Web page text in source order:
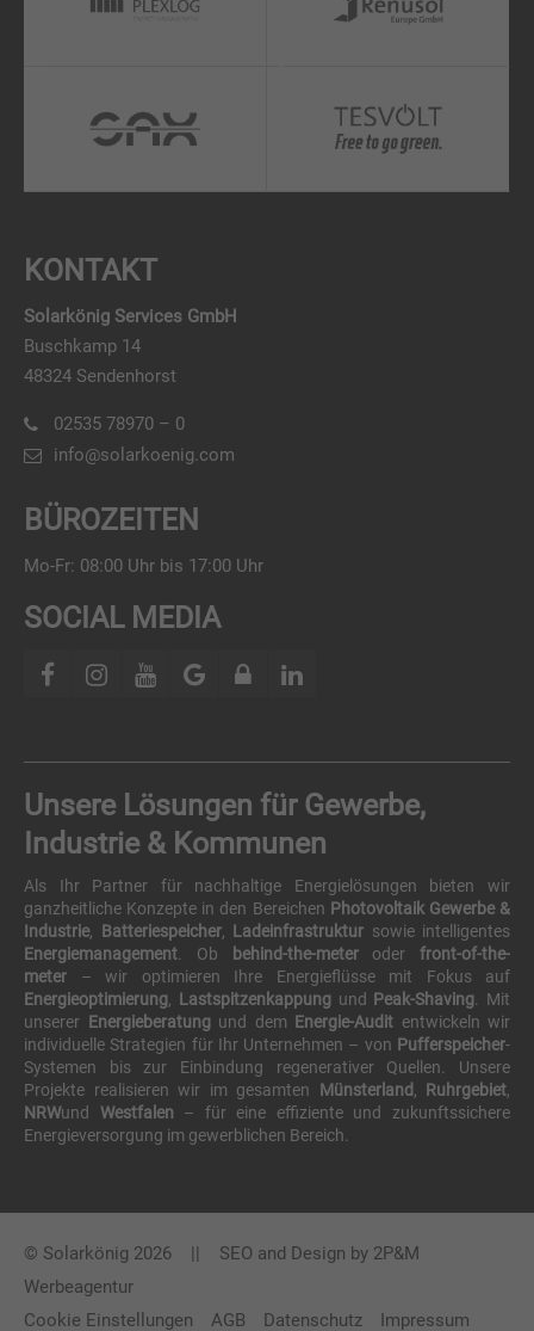
KONTAKT
Solarkönig Services GmbH
Buschkamp 14
48324 Sendenhorst
02535 78970 – 0
info@solarkoenig.com
BÜROZEITEN
Mo-Fr: 08:00 Uhr bis 17:00 Uhr
SOCIAL MEDIA
Unsere Lösungen für Gewerbe,
Industrie & Kommunen
Als Ihr Partner für nachhaltige Energielösungen bieten wir
ganzheitliche Konzepte in den Bereichen Photovoltaik Gewerbe &
Industrie, Batteriespeicher, Ladeinfrastruktur sowie intelligentes
Energiemanagement. Ob behind-the-meteroder front-of-the-
meter – wir optimieren Ihre Energieflüsse mit Fokus auf
Energieoptimierung, Lastspitzenkappungund Peak-Shaving. Mit
unserer Energieberatungund dem Energie-Audit entwickeln wir
individuelle Strategien für Ihr Unternehmen – von Pufferspeicher-
Systemen bis zur Einbindung regenerativer Quellen. Unsere
Projekte realisieren wir im gesamten
Münsterland, Ruhrgebiet,
NRWund Westfalen – für eine effiziente und zukunftssichere
Energieversorgung im gewerblichen Bereich.
© Solarkönig 2026 || SEO and Design by 2P&M
Werbeagentur
Cookie Einstellungen
AGB Datenschutz Impressum